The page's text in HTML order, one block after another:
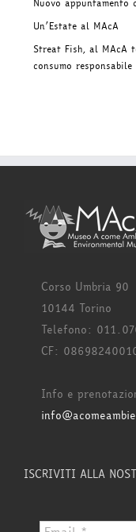
Nuovo appuntamento
Un’Estate al MAcA
Streat Fish, al MAcA
consumo responsabile
Corso Umbria 90
10144 Torino
Telefono:
CF:
Info e
ISCRIVITI ALLA